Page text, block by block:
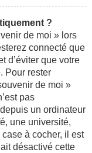
?
de moi » lors
connecté que
d’éviter que votre
Pour rester
de moi »
pas
un ordinateur
une université,
à cocher, il est
désactivé cette